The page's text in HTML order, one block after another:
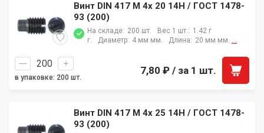
Винт DIN 417 M 4x 20 14H / ГОСТ 1478-
93 (200)
На складе: 200 шт. Вес 1 шт.: 1.42 г
г.
Диаметр: 4 мм мм. Длина: 20 мм мм. ...
в упаковке: 200 шт.
7,80 ₽ / за 1 шт.
Винт DIN 417 M 4x 25 14H / ГОСТ 1478-
93 (200)